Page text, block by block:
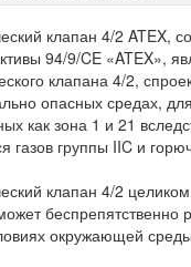
клапан 4/2 ATEX,
94/9/CE «ATEX»,
клапана 4/2,
опасных средах,
как зона 1 и 21
газов группы IIC и
клапан 4/2
беспрепятственно
окружающей